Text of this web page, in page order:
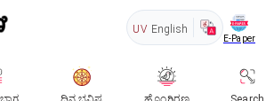
UV English
E-Paper